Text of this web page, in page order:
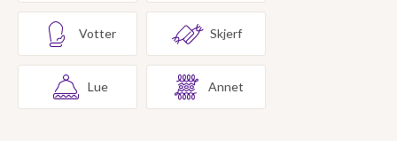
Votter Skjerf
Lue Annet